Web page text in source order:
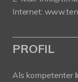
Internet:
PROFIL
Als kompetenter